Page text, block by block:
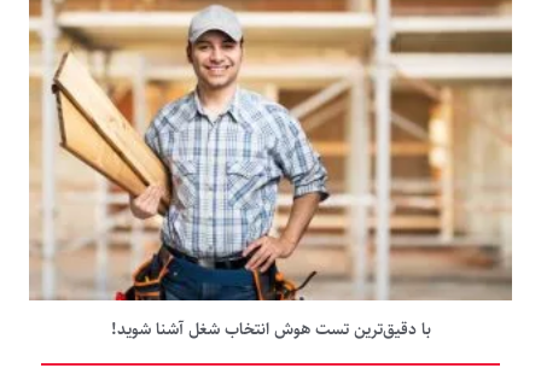
با دقیق‌ترین تست هوش انتخاب شغل آشنا شوید!